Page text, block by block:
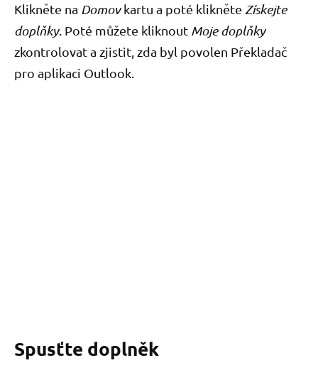
Klikněte na Domovkartu a poté klikněte Získejte
doplňky. Poté můžete kliknout Moje doplňky
zkontrolovat a zjistit, zda byl povolen Překladač
pro aplikaci Outlook.
Spusťte doplněk